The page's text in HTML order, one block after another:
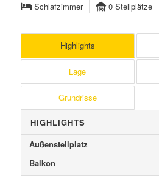
Schlafzimmer
0 Stellplätze
Highlights
Lage
Grundrisse
HIGHLIGHTS
Außenstellplatz
Balkon